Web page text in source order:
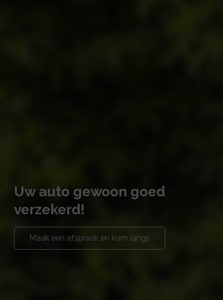
Uw auto gewoon goed
verzekerd!
Maak een afspraak en kom langs